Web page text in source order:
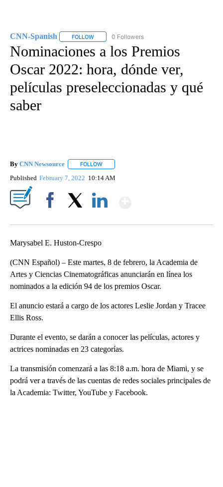
CNN-Spanish FOLLOW FOLLOW "CNN-SPANISH" TO RECEIVE
0 Followers
Nominaciones a los Premios
Oscar 2022: hora, dónde ver,
películas preseleccionadas y qué
saber
By CNN Newsource FOLLOW
Published February 7, 2022 10:14 AM
Marysabel E. Huston-Crespo
(CNN Español) – Este martes, 8 de febrero, la Academia de
Artes y Ciencias Cinematográficas anunciarán en línea los
nominados a la edición 94 de los premios Oscar.
El anuncio estará a cargo de los actores Leslie Jordan y Tracee
Ellis Ross.
Durante el evento, se darán a conocer las películas, actores y
actrices nominadas en 23 categorías.
La transmisión comenzará a las 8:18 a.m. hora de Miami, y se
podrá ver a través de las cuentas de redes sociales principales de
la Academia: Twitter, YouTube y Facebook.